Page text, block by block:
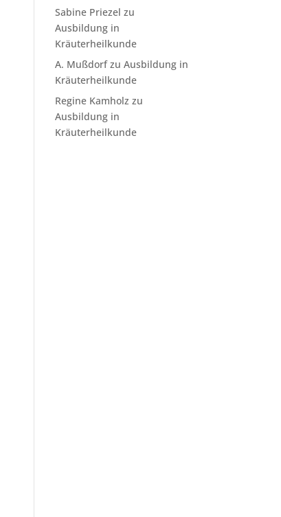
Sabine Priezel zu
Ausbildung in
Kräuterheilkunde
A. MußdorfzuAusbildung in
Kräuterheilkunde
Regine Kamholz zu
Ausbildung in
Kräuterheilkunde